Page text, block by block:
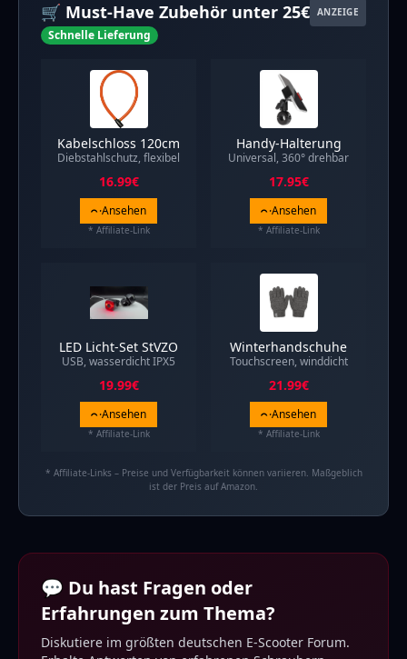
🛒 Must-Have Zubehör unter 25€ ANZEIGE
Schnelle Lieferung
Kabelschloss 120cm
Diebstahlschutz, flexibel
16.99€
Ansehen
* Affiliate-Link
Handy-Halterung
Universal, 360° drehbar
17.95€
Ansehen
* Affiliate-Link
LED Licht-Set StVZO
USB, wasserdicht IPX5
19.99€
Ansehen
* Affiliate-Link
Winterhandschuhe
Touchscreen, winddicht
21.99€
Ansehen
* Affiliate-Link
* Affiliate-Links – Preise und Verfügbarkeit können variieren. Maßgeblich
ist der Preis auf Amazon.
💬 Du hast Fragen oder
Erfahrungen zum Thema?
Diskutiere im größten deutschen E-Scooter Forum.